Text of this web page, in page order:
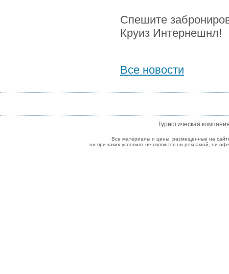
Спешите
Круиз Интернешнл!
Все новости
Туристическая
Все материалы и цены, размещенные на
ни при каких условиях не являются ни рекламой, ни